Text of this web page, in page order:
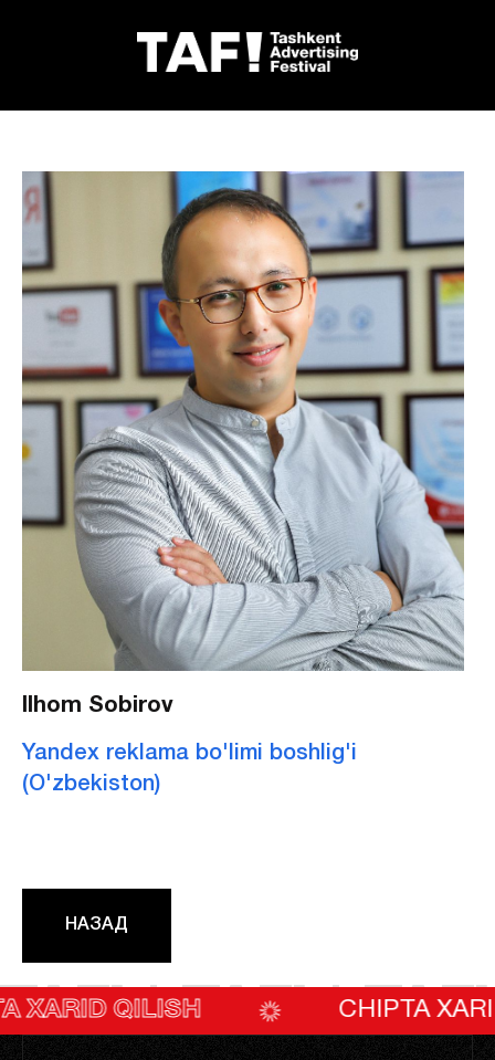
Ilhom Sobirov
Yandex reklama bo'limi boshlig'i
(O'zbekiston)
НАЗАД
TAF! * TAF! *
QILISH CHIPTA XARID